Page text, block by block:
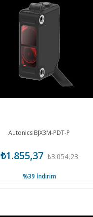
Autonics BJX3M-PDT-P
₺1.855,37 ₺3.054,23
%39 İndirim